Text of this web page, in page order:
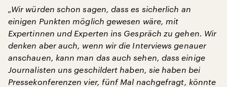
„Wir würden schon sagen, dass es sicherlich an
einigen Punkten möglich gewesen wäre, mit
Expertinnen und Experten ins Gespräch zu gehen. Wir
denken aber auch, wenn wir die Interviews genauer
anschauen, kann man das auch sehen, dass einige
Journalisten uns geschildert haben, sie haben bei
Pressekonferenzen vier, fünf Mal nachgefragt, könnte